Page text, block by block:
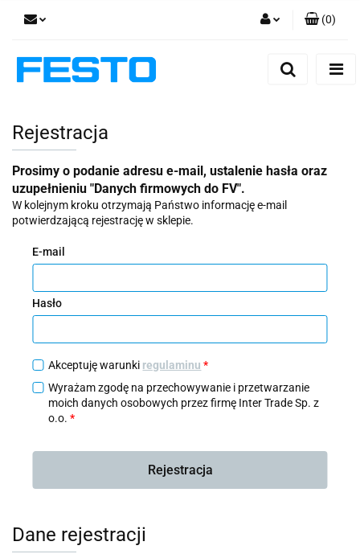
(0)
Rejestracja
Prosimy o podanie adresu e-mail, ustalenie hasła oraz
uzupełnieniu "Danych firmowych do FV".
W kolejnym kroku otrzymają Państwo informację e-mail
potwierdzającą rejestrację w sklepie.
E-mail
Hasło
Akceptuję warunki regulaminu *
Wyrażam zgodę na przechowywanie i przetwarzanie
moich danych osobowych przez firmę Inter Trade Sp. z
o.o.*
Rejestracja
Dane rejestracji